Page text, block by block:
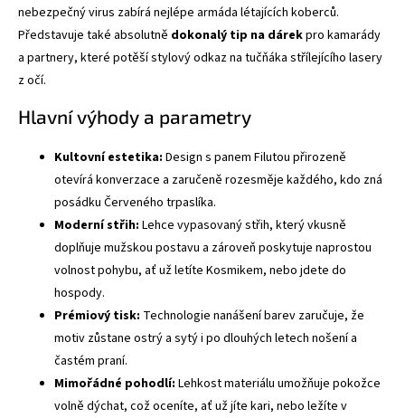
nebezpečný virus zabírá nejlépe armáda létajících koberců.
Představuje také absolutně dokonalý tip na dárekpro kamarády
a partnery, které potěší stylový odkaz na tučňáka střílejícího lasery
z očí.
Hlavní výhody a parametry
Kultovní estetika: Design s panem Filutou přirozeně
otevírá konverzace a zaručeně rozesměje každého, kdo zná
posádku Červeného trpaslíka.
Moderní střih: Lehce vypasovaný střih, který vkusně
doplňuje mužskou postavu a zároveň poskytuje naprostou
volnost pohybu, ať už letíte Kosmikem, nebo jdete do
hospody.
Prémiový tisk: Technologie nanášení barev zaručuje, že
motiv zůstane ostrý a sytý i po dlouhých letech nošení a
častém praní.
Mimořádné pohodlí: Lehkost materiálu umožňuje pokožce
volně dýchat, což oceníte, ať už jíte kari, nebo ležíte v